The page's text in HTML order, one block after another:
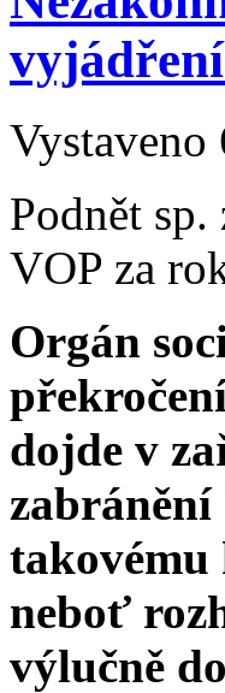
Vystaveno
Podnět
VOP za
Orgán
dojde v
takovému
neboť
výlučně